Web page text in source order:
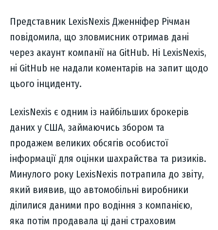
Представник LexisNexis Дженніфер Річман
повідомила, що зловмисник отримав дані
через акаунт компанії на GitHub. Ні LexisNexis,
ні GitHub не надали коментарів на запит щодо
цього інциденту.
LexisNexis є одним із найбільших брокерів
даних у США, займаючись збором та
продажем великих обсягів особистої
інформації для оцінки шахрайства та ризиків.
Минулого року LexisNexis потрапила до звіту,
який виявив, що автомобільні виробники
ділилися даними про водіння з компанією,
яка потім продавала ці дані страховим